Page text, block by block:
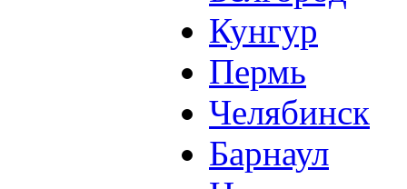
Кунгур
Пермь
Челябинск
Барнаул